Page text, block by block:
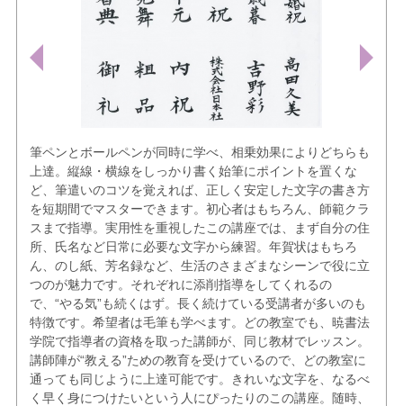
筆ペンとボールペンが同時に学べ、相乗効果によりどちらも
上達。縦線・横線をしっかり書く始筆にポイントを置くな
ど、筆遣いのコツを覚えれば、正しく安定した文字の書き方
を短期間でマスターできます。初心者はもちろん、師範クラ
スまで指導。実用性を重視したこの講座では、まず自分の住
所、氏名など日常に必要な文字から練習。年賀状はもちろ
ん、のし紙、芳名録など、生活のさまざまなシーンで役に立
つのが魅力です。それぞれに添削指導をしてくれるの
で、“やる気”も続くはず。長く続けている受講者が多いのも
特徴です。希望者は毛筆も学べます。どの教室でも、暁書法
学院で指導者の資格を取った講師が、同じ教材でレッスン。
講師陣が“教える”ための教育を受けているので、どの教室に
通っても同じように上達可能です。きれいな文字を、なるべ
く早く身につけたいという人にぴったりのこの講座。随時、